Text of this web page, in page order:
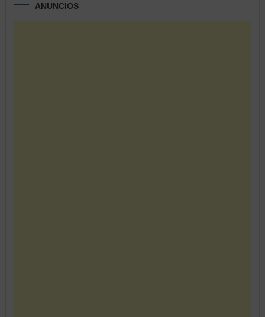
ANUNCIOS